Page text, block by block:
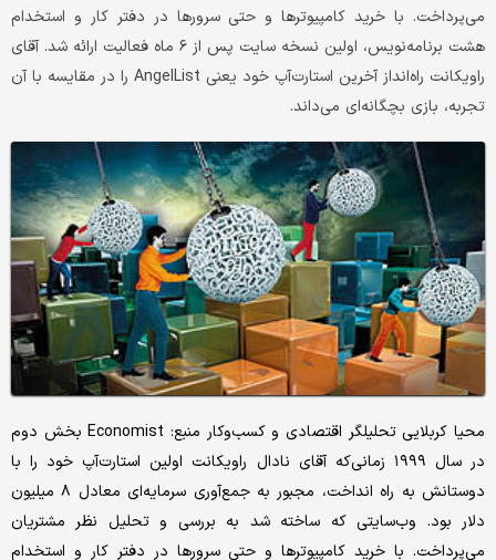
می‌پرداخت. با خرید کامپیوترها و حتی سرورها در دفتر کار و استخدام
هشت برنامه‌نویس، اولین نسخه سایت پس از ۶ ماه فعالیت ارائه شد. آقای
راویکانت راه‌انداز آخرین استارت‌آپ خود یعنی AngelList را در مقایسه با آن
تجربه، بازی بچگانه‌ای می‌داند.
محیا کربلایی تحلیلگر اقتصادی و کسب‌و‌کار منبع: Economist بخش دوم
در سال ۱۹۹۹ زمانی‌که آقای نادال راویکانت اولین استارت‌آپ خود را با
دوستانش به راه انداخت، مجبور به جمع‌آوری سرمایه‌ای معادل ۸ میلیون
دلار بود. وب‌سایتی که ساخته شد به بررسی و تحلیل نظر مشتریان
می‌پرداخت. با خرید کامپیوترها و حتی سرورها در دفتر کار و استخدام